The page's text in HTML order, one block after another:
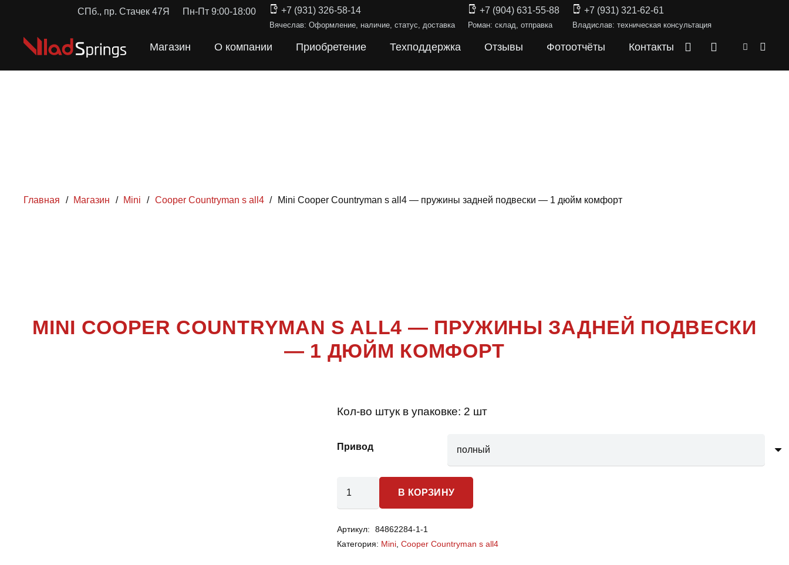
СПб., пр. Стачек 47Я Пн-Пт 9:00-18:00 +7 (931) 326-58-14
Вячеслав: Оформление, наличие, статус, доставка
+7 (904) 631-55-88
Роман: склад, отправка
+7 (931) 321-62-61
Владислав: техническая консультация
Магазин О компании Приобретение Техподдержка Отзывы Фотоотчёты Контакты
Главная / Магазин / Mini / Cooper Countryman s all4 / Mini Cooper Countryman s all4 — пружины задней подвески — 1 дюйм комфорт
COOPER COUNTRYMAN S ALL4
MINI COOPER COUNTRYMAN S ALL4 — ПРУЖИНЫ ЗАДНЕЙ ПОДВЕСКИ
— 1 ДЮЙМ КОМФОРТ
Кол-во штук в упаковке: 2 шт
Привод
Cooper
Countryman
В КОРЗИНУ
Артикул:
84862284-1-1
Категория: Mini ,Cooper Countryman s all4